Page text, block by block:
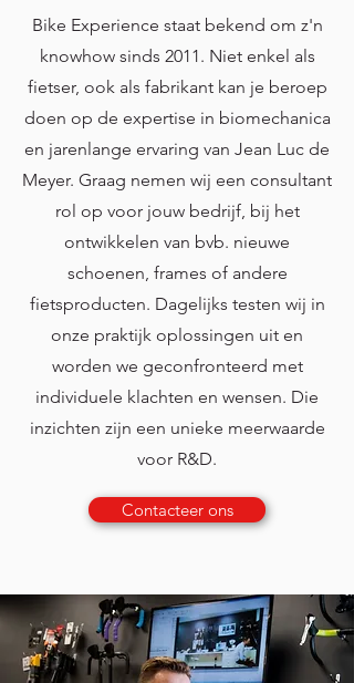
Bike Experience staat bekend om z'n
knowhow sinds 2011. Niet enkel als
fietser, ook als fabrikant kan je beroep
doen op de expertise in biomechanica
en jarenlange ervaring van Jean Luc de
Meyer. Graag nemen wij een consultant
rol op voor jouw bedrijf, bij het
ontwikkelen van bvb. nieuwe
schoenen, frames of andere
fietsproducten. Dagelijks testen wij in
onze praktijk oplossingen uit en
worden we geconfronteerd met
individuele klachten en wensen. Die
inzichten zijn een unieke meerwaarde
voor R&D.
Contacteer ons